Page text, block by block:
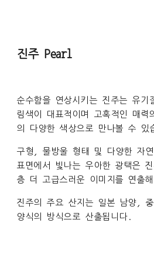
진주 Pearl
순수함을 연상시키는 진주는 유기
림색이 대표적이며 고혹적인 매
의 다양한 색상으로 만나볼 수 있
구형, 물방울 형태 및 다양한 자연
표면에서 빛나는 우아한 광택은
층 더 고급스러운 이미지를 연출
진주의 주요 산지는 일본 남양,
양식의 방식으로 산출됩니다.